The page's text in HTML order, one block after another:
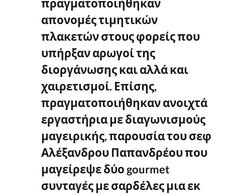
πραγματοποιήθηκαν
απονομές τιμητικών
πλακετών στους φορείς που
υπήρξαν αρωγοί της
διοργάνωσης και αλλά και
χαιρετισμοί. Επίσης,
πραγματοποιήθηκαν ανοιχτά
εργαστήρια με διαγωνισμούς
μαγειρικής, παρουσία του σεφ
Αλέξανδρου Παπανδρέου που
μαγείρεψε δύο gourmet
συνταγές με σαρδέλες μια εκ